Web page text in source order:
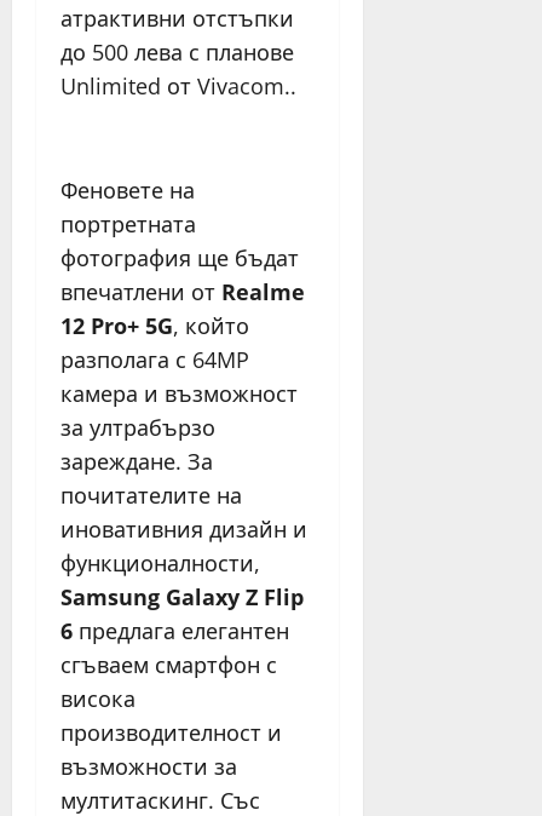
атрактивни отстъпки
до 500 лева с планове
Unlimited от Vivacom..
Феновете на
портретната
фотография ще бъдат
впечатлени от Realme
12 Pro+ 5G, който
разполага с 64MP
камера и възможност
за ултрабързо
зареждане. За
почитателите на
иновативния дизайн и
функционалности,
Samsung Galaxy Z Flip
6 предлага елегантен
сгъваем смартфон с
висока
производителност и
възможности за
мултитаскинг. Със